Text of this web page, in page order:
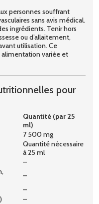
personnes souffrant
sans avis médical.
ingrédients. Tenir hors
ou d’allaitement,
utilisation. Ce
variée et
pour
Quantité (par 25
ml)
7 500 mg
Quantité nécessaire
à 25 ml
–
–
–
–